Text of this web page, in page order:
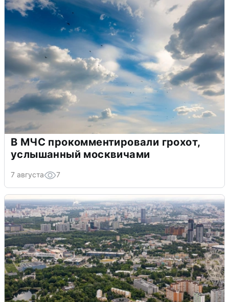
В МЧС прокомментировали грохот,
услышанный москвичами
7 августа 7